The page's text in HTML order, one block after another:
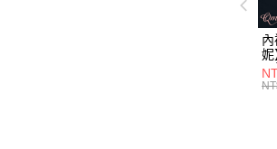
妮